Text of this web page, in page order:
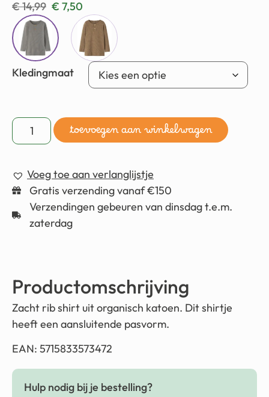
€14,99 € 7,50
Kledingmaat
toevoegen aan winkelwagen
Voeg toe aan verlanglijstje
Gratis verzending vanaf €150
Verzendingen gebeuren van dinsdag t.e.m.
zaterdag
Productomschrijving
Zacht rib shirt uit organisch katoen. Dit shirtje
heeft een aansluitende pasvorm.
EAN: 5715833573472
Hulp nodig bij je bestelling?